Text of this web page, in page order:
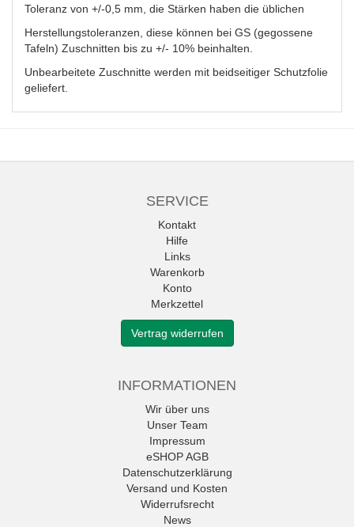
Toleranz von +/-0,5 mm, die Stärken haben die üblichen
Herstellungstoleranzen, diese können bei GS (gegossene
Tafeln) Zuschnitten bis zu +/- 10% beinhalten.
Unbearbeitete Zuschnitte werden mit beidseitiger Schutzfolie
geliefert.
SERVICE
Kontakt
Hilfe
Links
Warenkorb
Konto
Merkzettel
Vertrag widerrufen
INFORMATIONEN
Wir über uns
Unser Team
Impressum
eSHOP AGB
Datenschutzerklärung
Versand und Kosten
Widerrufsrecht
News